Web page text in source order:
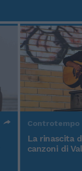
Controtempo
La rinascita
canzoni di